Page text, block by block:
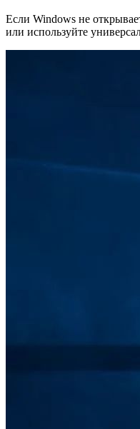
Если Windows не
или используйте